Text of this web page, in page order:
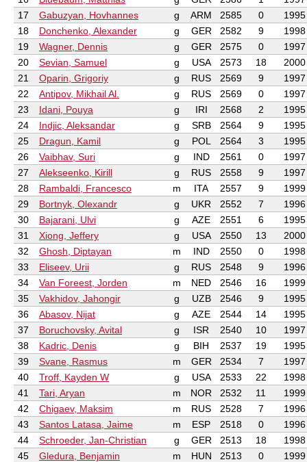
17
Gabuzyan, Hovhannes g ARM 2585 0
1995
18
Donchenko, Alexander g GER 2582 9
1998
19
Wagner, Dennis g GER 2575 0
1997
20
Sevian, Samuel g USA 2573 18
2000
21
Oparin, Grigoriy g RUS 2569 9
1997
22
Antipov, Mikhail Al. g RUS 2569 0
1997
23
Idani, Pouya g IRI 2568 2
1995
24
Indjic, Aleksandar g SRB 2564 9
1995
25
Dragun, Kamil g POL 2564 3
1995
26
Vaibhav, Suri g IND 2561 0
1997
27
Alekseenko, Kirill g RUS 2558 9
1997
28
Rambaldi, Francesco m ITA 2557 9
1999
29
Bortnyk, Olexandr g UKR 2552 7
1996
30
Bajarani, Ulvi g AZE 2551 6
1995
31
Xiong, Jeffery g USA 2550 13
2000
32
Ghosh, Diptayan m IND 2550 0
1998
33
Eliseev, Urii g RUS 2548 9
1996
34
Van Foreest, Jorden m NED 2546 16
1999
35
Vakhidov, Jahongir g UZB 2546 9
1995
36
Abasov, Nijat g AZE 2544 14
1995
37
Boruchovsky, Avital g ISR 2540 10
1997
38
Kadric, Denis g BIH 2537 19
1995
39
Svane, Rasmus m GER 2534 7
1997
40
Troff, Kayden W g USA 2533 22
1998
41
Tari, Aryan m NOR 2532 11
1999
42
Chigaev, Maksim m RUS 2528 7
1996
43
Santos Latasa, Jaime m ESP 2518 0
1996
44
Schroeder, Jan-Christian g GER 2513 18
1998
45
Gledura, Benjamin m HUN 2513 0
1999